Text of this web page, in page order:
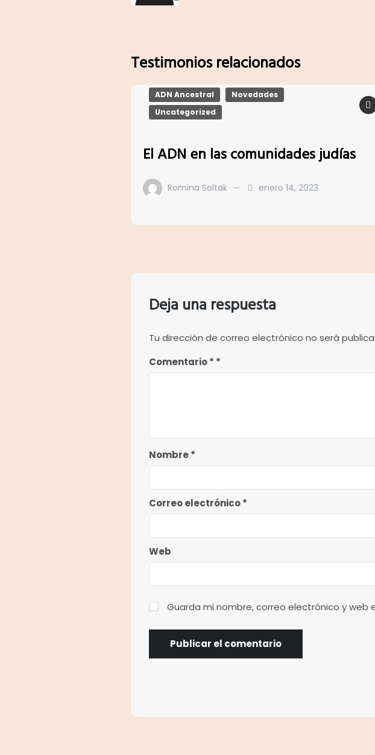
Testimonios relacionados
ADN Ancestral
Novedades
Uncategorized
El ADN en las comunidades judías
Romina Soltak enero 14, 2023
Deja una respuesta
Tu dirección de correo electrónico no será
Comentario*
Nombre*
Correo electrónico*
Web
Guarda mi nombre, correo electrónico y